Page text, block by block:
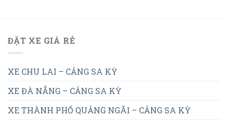
ĐẶT XE GIÁ RẺ
XE CHU LAI – CẢNG SA KỲ
XE ĐÀ NẴNG – CẢNG SA KỲ
XE THÀNH PHỐ QUẢNG NGÃI – CẢNG SA KỲ